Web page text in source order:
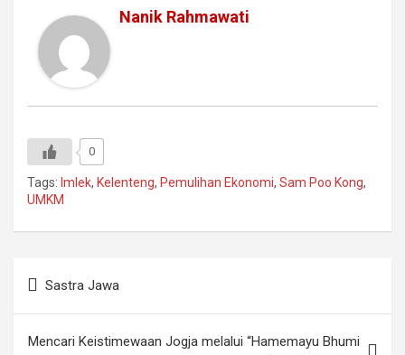
Nanik Rahmawati
0
Tags: Imlek, Kelenteng, Pemulihan Ekonomi, Sam Poo Kong,
UMKM
pos
Sastra Jawa
Mencari Keistimewaan Jogja melalui “Hamemayu Bhumi